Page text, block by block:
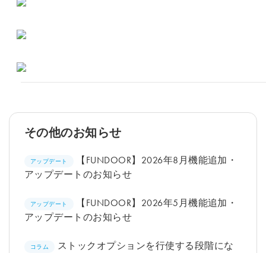
その他のお知らせ
アップデート
【FUNDOOR】2026年8月機能追加・
アップデートのお知らせ
アップデート
【FUNDOOR】2026年5月機能追加・
アップデートのお知らせ
コラム
ストックオプションを行使する段階にな